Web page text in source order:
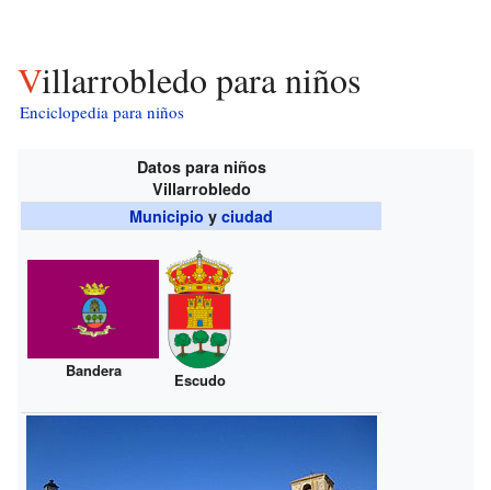
Villarrobledo para niños
Enciclopedia para niños
Datos para niños
Villarrobledo
Municipio yciudad
Bandera Escudo